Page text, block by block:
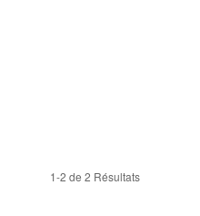
1-2 de 2 Résultats